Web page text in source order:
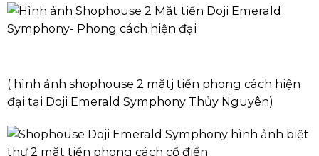
( hình ảnh shophouse 2 mătj tiền phong cách hiện
đại tại Doji Emerald Symphony Thủy Nguyên)